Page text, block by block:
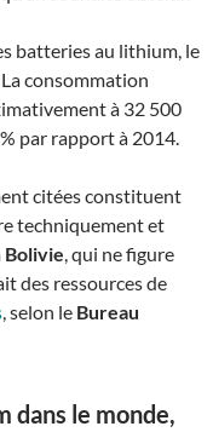
batteries au lithium, le
consommation
à 32 500
par rapport à 2014.
citées constituent
techniquement et
Bolivie, qui ne figure
des ressources de
, selon le Bureau
dans le monde,